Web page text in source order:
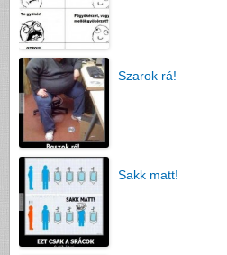
Szarok rá!
Sakk matt!